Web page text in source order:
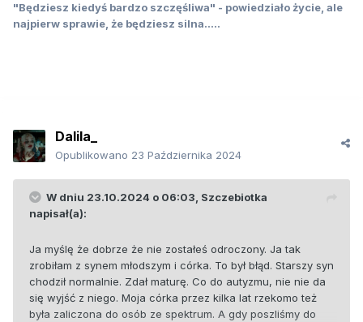
"Będziesz kiedyś bardzo szczęśliwa" - powiedziało życie, ale
najpierw sprawie, że będziesz silna.....
Dalila_
Opublikowano 23 Października 2024
W dniu 23.10.2024 o 06:03, Szczebiotka
napisał(a):
Ja myślę że dobrze że nie zostałeś odroczony. Ja tak
zrobiłam z synem młodszym i córka. To był błąd. Starszy syn
chodził normalnie. Zdał maturę. Co do autyzmu, nie nie da
się wyjść z niego. Moja córka przez kilka lat rzekomo też
była zaliczona do osób ze spektrum. A gdy poszliśmy do